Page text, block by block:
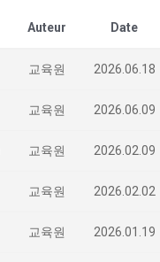
Auteur Date
교육원 2026.06.18
교육원 2026.06.09
교육원 2026.02.09
교육원 2026.02.02
교육원 2026.01.19